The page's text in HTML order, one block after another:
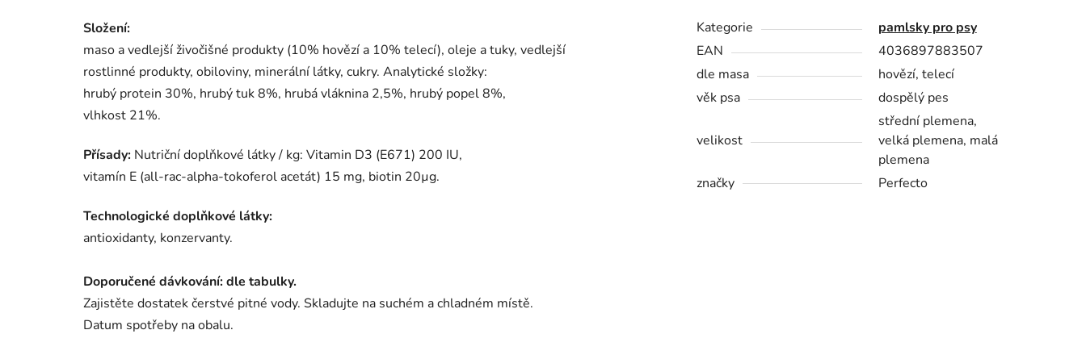
Složení:
maso a vedlejší živočišné produkty (10% hovězí a 10% telecí), oleje a tuky, vedlejší
rostlinné produkty, obiloviny, minerální látky, cukry. Analytické složky:
hrubý protein 30%, hrubý tuk 8%, hrubá vláknina 2,5%, hrubý popel 8%,
vlhkost 21%.
Přísady: Nutriční doplňkové látky / kg: Vitamin D3 (E671) 200 IU,
vitamín E (all-rac-alpha-tokoferol acetát) 15 mg, biotin 20µg.
Technologické doplňkové látky:
antioxidanty, konzervanty.
Doporučené dávkování: dle tabulky.
Zajistěte dostatek čerstvé pitné vody. Skladujte na suchém a chladném místě.
Datum spotřeby na obalu.
Kategorie
pamlsky pro psy
EAN
4036897883507
dle masa
hovězí, telecí
věk psa
dospělý pes
velikost
střední plemena,
velká plemena, malá
plemena
značky
Perfecto